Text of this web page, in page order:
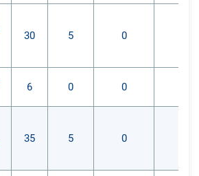
30 5 0
6 0 0
35 5 0